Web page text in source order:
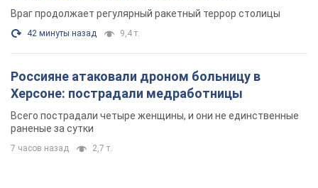
Враг продолжает регулярный ракетный террор столицы
42 минуты назад 9,4 т.
Россияне атаковали дроном больницу в
Херсоне: пострадали медработницы
Всего пострадали четыре женщины, и они не единственные
раненые за сутки
7 часов назад 2,7 т.